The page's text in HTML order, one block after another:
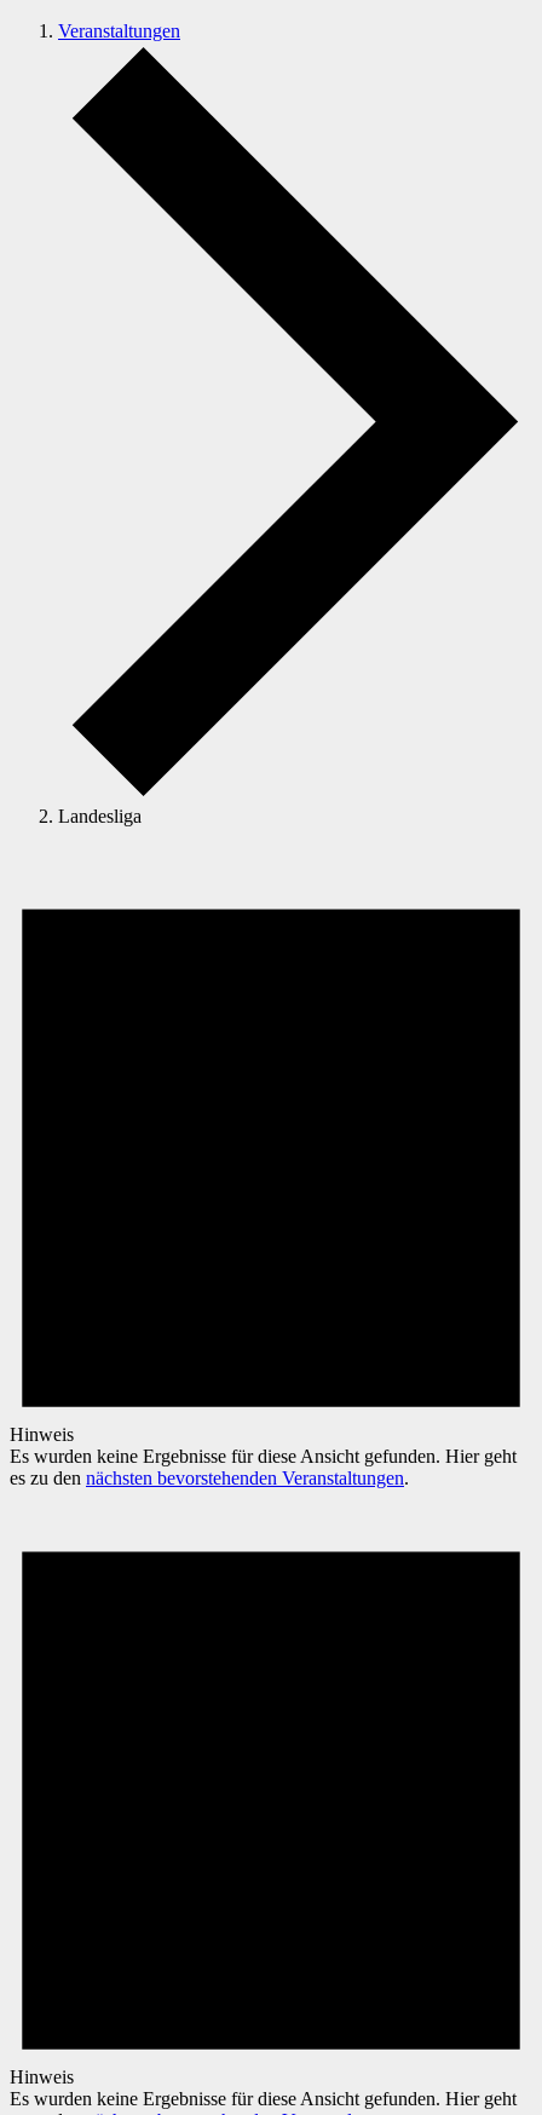
Veranstaltungen
Landesliga
Hinweis
Es wurden keine Ergebnisse für diese Ansicht gefunden. Hier geht
es zu den nächsten bevorstehenden Veranstaltungen.
Hinweis
Es wurden keine Ergebnisse für diese Ansicht gefunden. Hier geht